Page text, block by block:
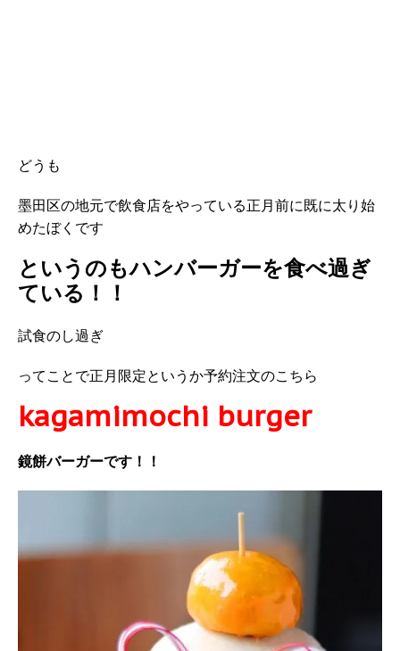
どうも
墨田区の地元で飲食店をやっている正月前に既に太り始
めたぼくです
というのもハンバーガーを食べ過ぎ
ている！！
試食のし過ぎ
ってことで正月限定というか予約注文のこちら
kagamimochi burger
鏡餅バーガーです！！